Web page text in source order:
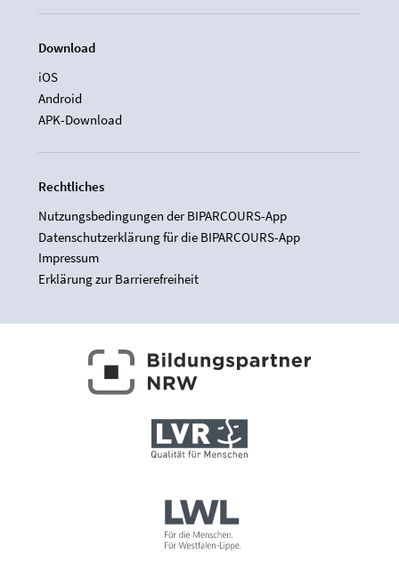
Download
iOS
Android
APK-Download
Rechtliches
Nutzungsbedingungen der BIPARCOURS-App
Datenschutzerklärung für die BIPARCOURS-App
Impressum
Erklärung zur Barrierefreiheit